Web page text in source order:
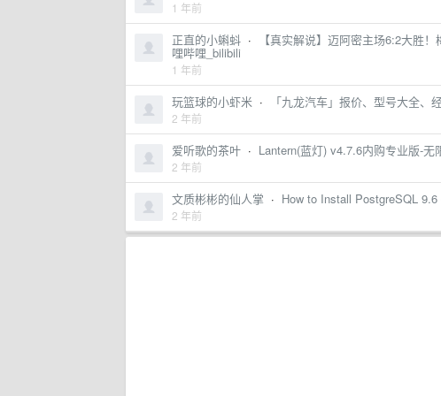
1 年前
正直的小蝌蚪 · 【真实解说】迈阿密主场6:2大胜
哩哔哩_bilibili
1 年前
玩篮球的小虾米 · 「九龙汽车」报价、型号大全
2 年前
爱听歌的茶叶 · Lantern(蓝灯) v4.7.6内购专业版-无
2 年前
文质彬彬的仙人掌 · How to Install PostgreSQL
2 年前